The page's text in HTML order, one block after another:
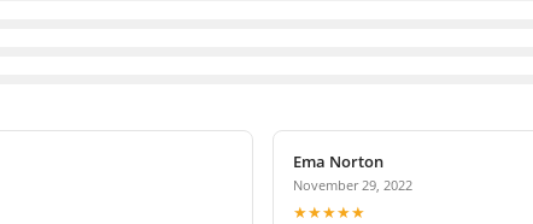
Ema Norton
November 29, 2022
★★★★★